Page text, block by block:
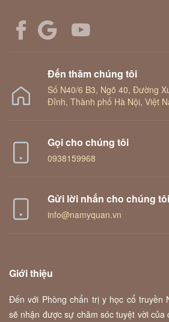
Đến thăm chúng tôi
Số N40/6 B3, Ngõ 40, Đường
Đỉnh, Thành phố Hà Nội, Việt
Gọi cho chúng tôi
0938159968
Gửi lời nhắn cho chúng tôi
info@namyquan.vn
Giới thiệu
Đến với Phòng chẩn trị y học cổ truyền
sẽ nhận được sự chăm sóc tuyệt vời của